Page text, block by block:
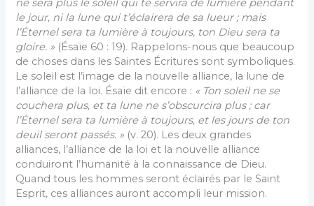
ne sera plus le soleil qui te servira de lumière pendant
le jour, ni la lune qui t’éclairera de sa lueur ; mais
l’Éternel sera ta lumière à toujours, ton Dieu sera ta
gloire. » (Ésaïe 60 : 19). Rappelons-nous que beaucoup
de choses dans les Saintes Écritures sont symboliques.
Le soleil est l’image de la nouvelle alliance, la lune de
l’alliance de la loi. Ésaïe dit encore : « Ton soleil ne se
couchera plus, et ta lune ne s’obscurcira plus ; car
l’Éternel sera ta lumière à toujours, et les jours de ton
deuil seront passés. » (v. 20). Les deux grandes
alliances, l’alliance de la loi et la nouvelle alliance
conduiront l’humanité à la connaissance de Dieu.
Quand tous les hommes seront éclairés par le Saint
Esprit, ces alliances auront accompli leur mission.